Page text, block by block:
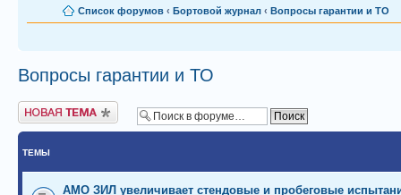
Список форумов ‹ Бортовой журнал ‹ Вопросы гарантии и ТО
Вопросы гарантии и ТО
Новая тема
ТЕМЫ
АМО ЗИЛ увеличивает стендовые и пробеговые